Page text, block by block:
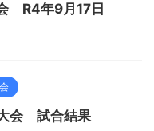
R4年9月17日
会 試合結果